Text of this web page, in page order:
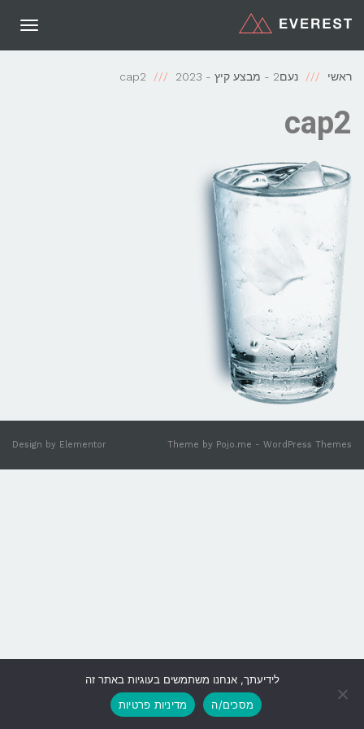
ראשי נעם2 - מבצע קיץ - 2023 cap2
cap2
Theme by Pojo.me - WordPress Themes
Design by Elementor
גלילה
לראש
לידיעתך, אנחנו משתמשים בעוגיות באתר זה
מסכים/ה
מדיניות פרטיות